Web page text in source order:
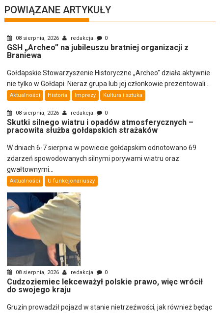
POWIĄZANE ARTYKUŁY
08 sierpnia, 2026 redakcja 0
GSH „Archeo” na jubileuszu bratniej organizacji z
Braniewa
Gołdapskie Stowarzyszenie Historyczne „Archeo” działa aktywnie
nie tylko w Gołdapi. Nieraz grupa lub jej członkowie prezentowali...
Aktualności Historia Imprezy Kultura i sztuka
08 sierpnia, 2026 redakcja 0
Skutki silnego wiatru i opadów atmosferycznych –
pracowita służba gołdapskich strażaków
W dniach 6-7 sierpnia w powiecie gołdapskim odnotowano 69
zdarzeń spowodowanych silnymi porywami wiatru oraz
gwałtownymi...
Aktualności U funkcjonariuszy
08 sierpnia, 2026 redakcja 0
Cudzoziemiec lekceważył polskie prawo, więc wrócił
do swojego kraju
Gruzin prowadził pojazd w stanie nietrzeźwości, jak również będąc